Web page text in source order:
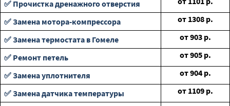
✅ Прочистка дренажного отверстия
✅ Замена мотора-компрессора
от 1308 р.
✅ Замена термостата в Гомеле
от903 р.
✅ Ремонт петель
от905 р.
✅ Замена уплотнителя
от904 р.
✅ Замена датчика температуры
от 1109 р.